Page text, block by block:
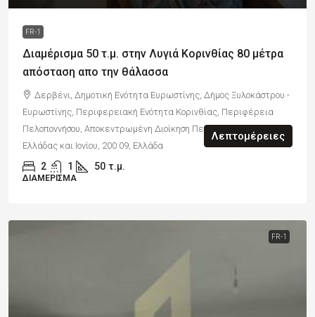
FR-1
Διαμέρισμα 50 τ.μ. στην Λυγιά Κορινθίας 80 μέτρα
απόσταση απο την θάλασσα
Δερβένι, Δημοτική Ενότητα Ευρωστίνης, Δήμος Ξυλοκάστρου -
Ευρωστίνης, Περιφερειακή Ενότητα Κορινθίας, Περιφέρεια
Πελοποννήσου, Αποκεντρωμένη Διοίκηση Πελοποννήσου, Δυτικής
Ελλάδας και Ιονίου, 200 09, Ελλάδα
2 1 50 τ.μ.
ΔΙΑΜΈΡΙΣΜΑ
Λεπτομέρειες
FR-1